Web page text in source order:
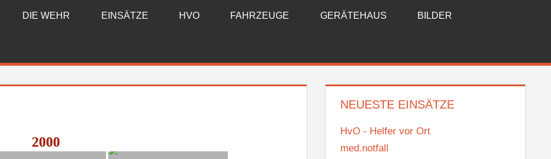
DIE WEHR EINSÄTZE HVO FAHRZEUGE GERÄTEHAUS BILDER
2000
NEUESTE EINSÄTZE
HvO - Helfer vor Ort
med.notfall